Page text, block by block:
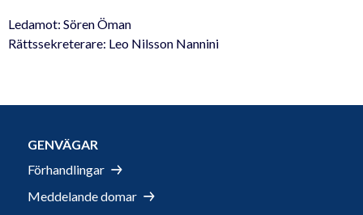
Ledamot: Sören Öman
Rättssekreterare: Leo Nilsson Nannini
GENVÄGAR
Förhandlingar
Meddelande domar